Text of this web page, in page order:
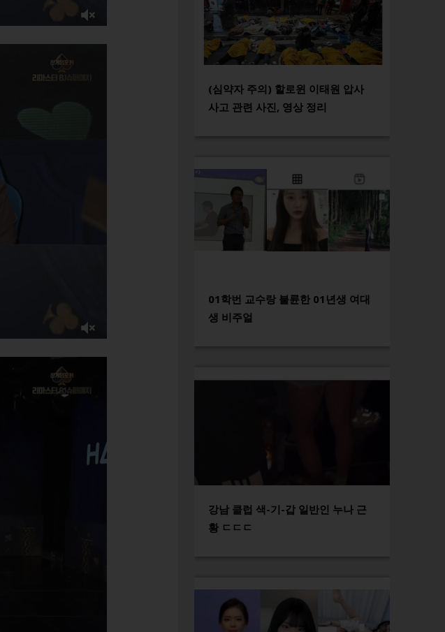
(심약자 주의) 할로윈 이태원 압사
사고 관련 사진, 영상 정리
01학번 교수랑 불륜한 01년생 여대
생 비주얼
강남 클럽 색-기-갑 일반인 누나 근
황 ㄷㄷㄷ